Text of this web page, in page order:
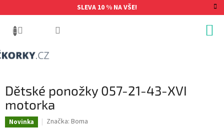
na
SLEVA 10 % NA VŠE!
Dětské ponožky 057-21-43-XVI
motorka
Novinka Značka: Boma